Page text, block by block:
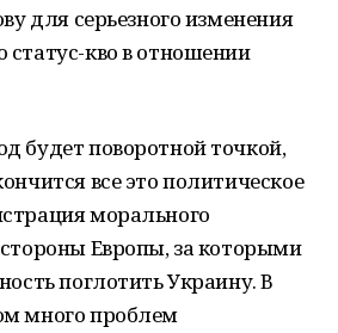
для серьезного изменения
статус-кво в отношении
будет поворотной точкой,
все это политическое
морального
стороны Европы, за которыми
поглотить Украину. В
много проблем